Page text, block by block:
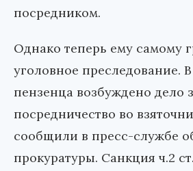
посредником.
Однако теперь ему самому
уголовное преследование.
пензенца возбуждено дело
посредничество во
сообщили в пресс-службе
прокуратуры. Санкция ч.2